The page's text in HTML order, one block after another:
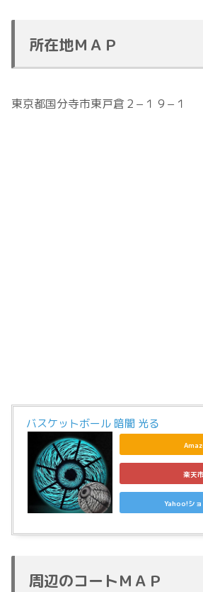
所在地ＭＡＰ
東京都国分寺市東戸倉２−１９−１
バスケットボール 暗闇 光る
楽天
Yahoo!シ
周辺のコートＭＡＰ